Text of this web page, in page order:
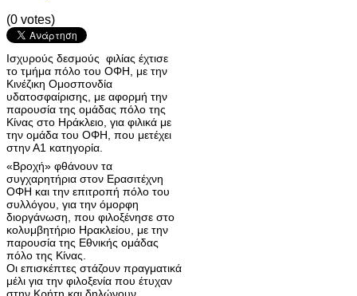
(0 votes)
Ισχυρούς δεσμούς φιλίας έχτισε
το τμήμα πόλο του ΟΦΗ, με την
Κινέζικη Ομοσπονδία
υδατοσφαίρισης, με αφορμή την
παρουσία της ομάδας πόλο της
Κίνας στο Ηράκλειο, για φιλικά με
την ομάδα του ΟΦΗ, που μετέχει
στην Α1 κατηγορία.
«Βροχή» φθάνουν τα
συγχαρητήρια στον Ερασιτέχνη
ΟΦΗ και την επιτροπή πόλο του
συλλόγου, για την όμορφη
διοργάνωση, που φιλοξένησε στο
κολυμβητήριο Ηρακλείου, με την
παρουσία της Εθνικής ομάδας
πόλο της Κίνας.
Οι επισκέπτες στάζουν πραγματικά
μέλι για την φιλοξενία που έτυχαν
στην Κρήτη και δηλώνουν